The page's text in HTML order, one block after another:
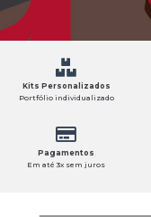
Kits Personalizados
Portfólio individualizado
Pagamentos
Em até 3x sem juros